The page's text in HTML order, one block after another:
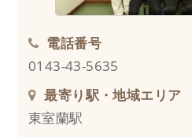
電話番号
0143-43-5635
最寄り駅・地域エリア
東室蘭駅